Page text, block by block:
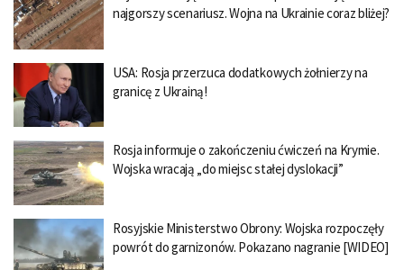
najgorszy scenariusz. Wojna na Ukrainie coraz bliżej?
USA: Rosja przerzuca dodatkowych żołnierzy na
granicę z Ukrainą!
Rosja informuje o zakończeniu ćwiczeń na Krymie.
Wojska wracają „do miejsc stałej dyslokacji”
Rosyjskie Ministerstwo Obrony: Wojska rozpoczęły
powrót do garnizonów. Pokazano nagranie [WIDEO]